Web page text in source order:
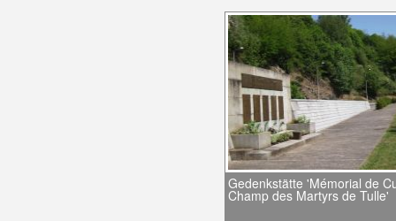
Gedenkstätte 'Mémorial de
Champ des Martyrs de Tulle'